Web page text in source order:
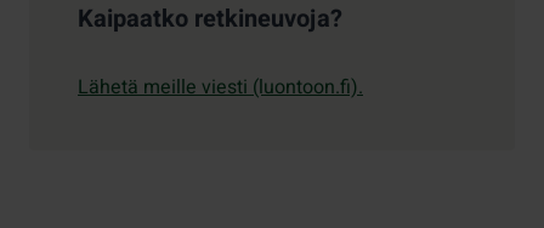
Kaipaatko retkineuvoja?
Lähetä meille viesti (luontoon.fi).